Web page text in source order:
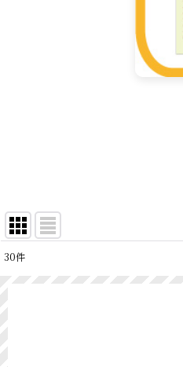
30件